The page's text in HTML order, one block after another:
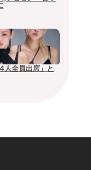
人全員出席」と